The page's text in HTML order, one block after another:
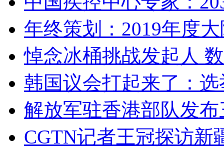
年终策划：2019年度
悼念冰桶挑战发起人
韩国议会打起来了：
解放军驻香港部队发
CGTN记者王冠探访新